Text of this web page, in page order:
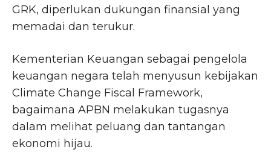
GRK, diperlukan dukungan finansial yang
memadai dan terukur.
Kementerian Keuangan sebagai pengelola
keuangan negara telah menyusun kebijakan
Climate Change Fiscal Framework,
bagaimana APBN melakukan tugasnya
dalam melihat peluang dan tantangan
ekonomi hijau.